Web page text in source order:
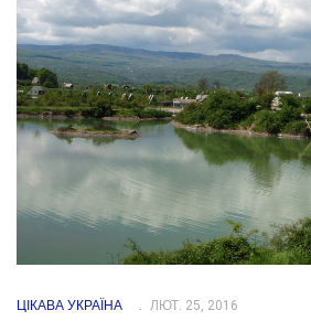
ЦІКАВА УКРАЇНА ЛЮТ. 25, 2016